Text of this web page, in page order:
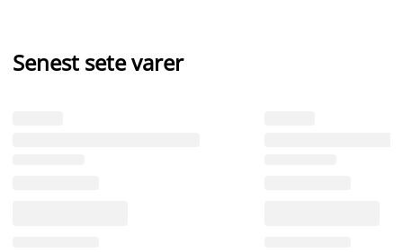
Senest sete varer